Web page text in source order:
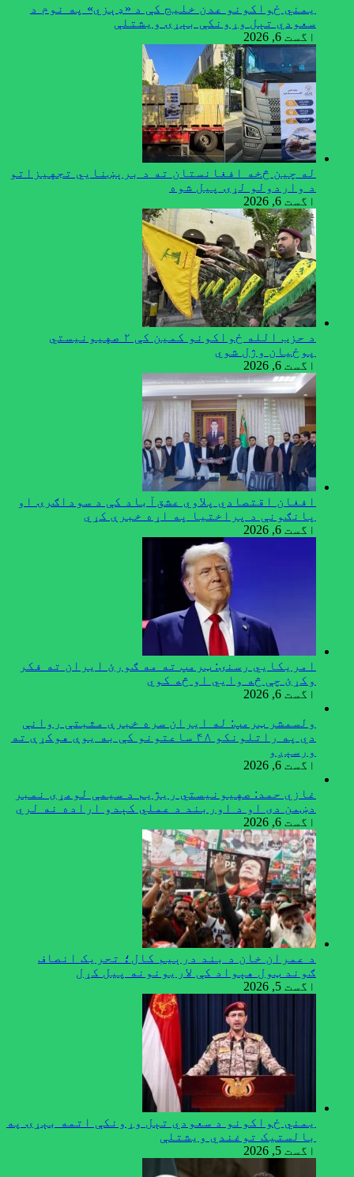
یمني ځواکونو عدن خلیج کې د «ډېزي» په نوم د
سعودي تېل وړونکې بېړۍ ویشتلې
اگست 6, 2026
له چین څخه افغانستان ته د برېښنايي تجهیزاتو
د واردولو لړۍ پیل شوه
اگست 6, 2026
د حزب الله ځواکونو کمین کې ۲ صهیونیستي
پوځیان وژل شوي
اگست 6, 2026
افغان اقتصادي پلاوي عشق‌آباد کې د سوداګرۍ او
پانګونې د پراختیا په اړه خبرې کړي
اگست 6, 2026
امریکایي رسنۍ: ټرمپ ته مه ګورئ ایران ته فکر
وکړئ چې څه وایي او څه کوي
اگست 6, 2026
ولسمشر ټرمپ: له ایران سره خبرې مثبتې روانې
دي په راتلونکو ۴۸ ساعتونو کې به یوې هوکړې ته
ورسېږو
اگست 6, 2026
غازي حمد: صهیونیستي ریژیم د سیمې لومړی نمبر
دښمن دی او د اوربند د عملي کېدو اراده نه لري
اگست 6, 2026
د عمران خان د بند درېیم کال؛ تحریک انصاف
ګوند ټول هېواد کې لاریونونه پیل کړل
اگست 5, 2026
یمني ځواکونو د سعودي تېل وړونکې اتمه بېړۍ په
بالستیک توغندي ویشتلې
اگست 5, 2026